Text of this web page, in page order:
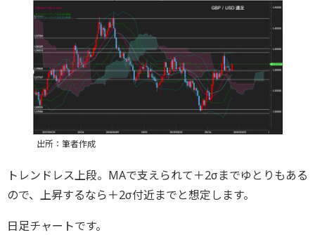
出所：筆者作成
トレンドレス上段。MAで支えられて＋2σまでゆとりもある
ので、上昇するなら＋2σ付近までと想定します。
日足チャートです。